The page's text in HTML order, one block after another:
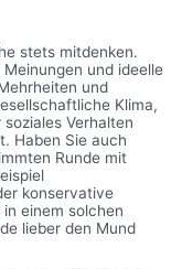
stets mitdenken.
und ideelle
und
Klima,
Verhalten
Haben Sie auch
Runde mit
konservative
einem solchen
lieber den Mund